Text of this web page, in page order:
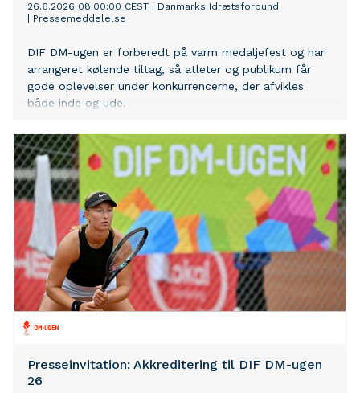
26.6.2026 08:00:00 CEST
Danmarks Idrætsforbund
Pressemeddelelse
DIF DM-ugen er forberedt på varm medaljefest og har
arrangeret kølende tiltag, så atleter og publikum får
gode oplevelser under konkurrencerne, der afvikles
både inde og ude.
Presseinvitation: Akkreditering til DIF DM-ugen
26